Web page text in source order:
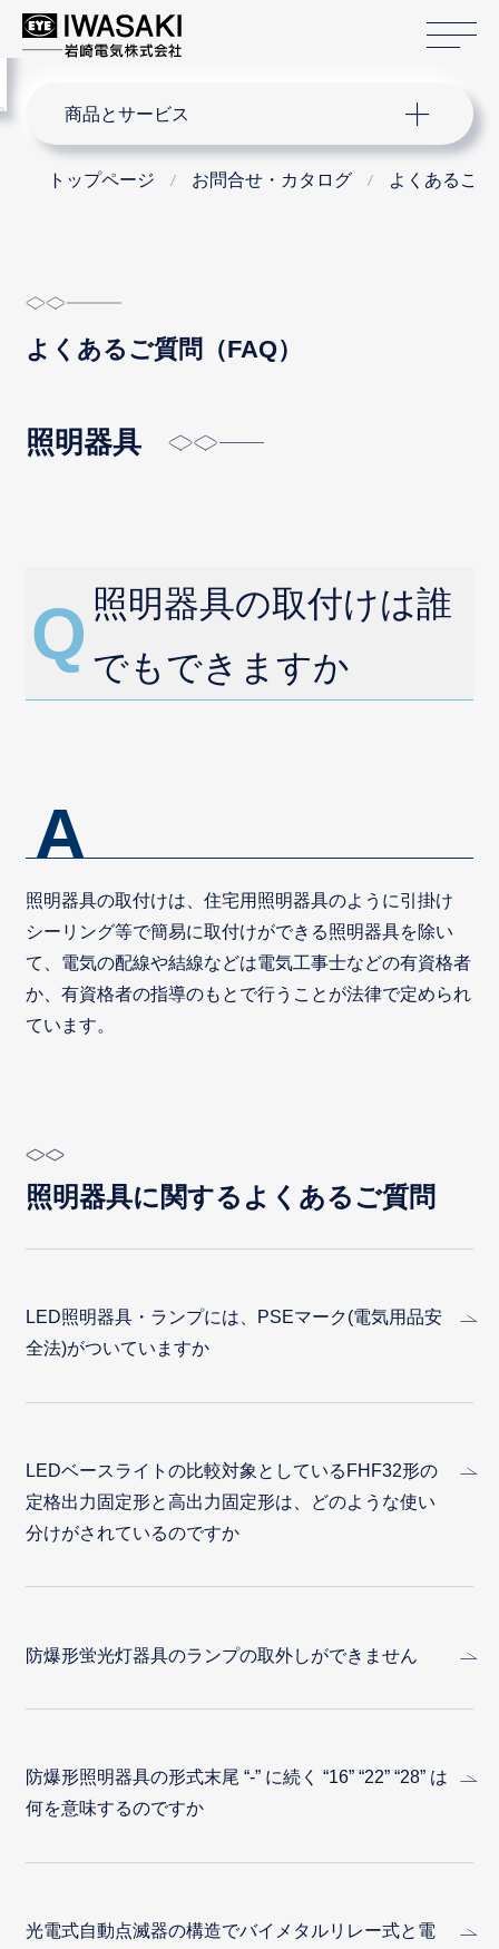
商品とサービス
トップページ お問合せ・カタログ よくあるご
よくあるご質問（FAQ）
照明器具
照明器具の取付けは誰
でもできますか
照明器具の取付けは、住宅用照明器具のように引掛け
シーリング等で簡易に取付けができる照明器具を除い
て、電気の配線や結線などは電気工事士などの有資格者
か、有資格者の指導のもとで行うことが法律で定められ
ています。
照明器具に関するよくあるご質問
LED照明器具・ランプには、PSEマーク(電気用品安
全法)がついていますか
LEDベースライトの比較対象としているFHF32形の
定格出力固定形と高出力固定形は、どのような使い
分けがされているのですか
防爆形蛍光灯器具のランプの取外しができません
防爆形照明器具の形式末尾 “-” に続く “16” “22” “28” は
何を意味するのですか
光電式自動点滅器の構造でバイメタルリレー式と電
menu